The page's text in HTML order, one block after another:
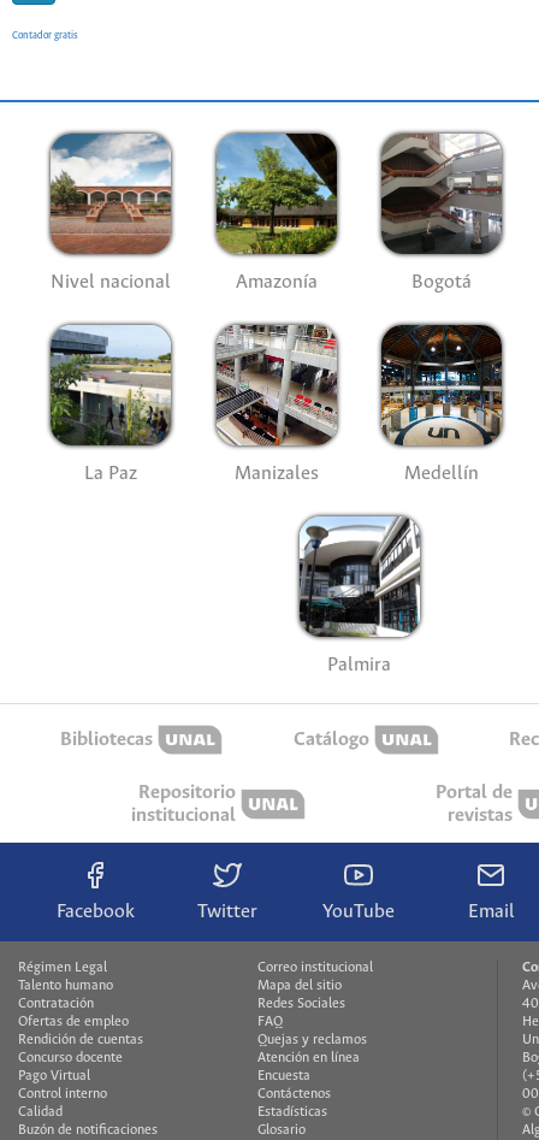
Contador gratis
Nivel nacional Amazonía Bogotá
La Paz Manizales Medellín
Palmira
Bibliotecas Catálogo
Repositorio
institucional
Portal de
revistas
Facebook Twitter YouTube Email
Régimen Legal
Talento humano
Contratación
Ofertas de empleo
Rendición de cuentas
Concurso docente
Pago Virtual
Control interno
Calidad
Buzón de notificaciones
Correo institucional
Mapa del sitio
Redes Sociales
FAQ
Quejas y reclamos
Atención en línea
Encuesta
Contáctenos
Estadísticas
Glosario
©